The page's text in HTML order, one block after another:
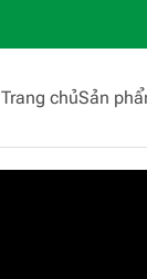
Trang chủSản